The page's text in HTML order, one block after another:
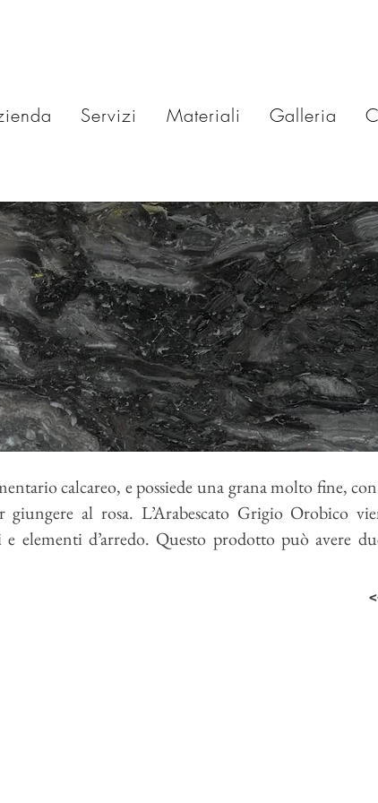
Servizi Materiali Galleria
calcareo, e possiede una grana molto fine,
giungere al rosa. L’Arabescato Grigio Orobico
elementi d’arredo. Questo prodotto può avere